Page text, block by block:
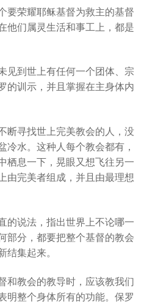
要荣耀耶稣基督为救主的基督
他们属灵生活和事工上，都是
见到世上有任何一个团体、宗
的训示，并且掌握在主身体内
断寻找世上完美教会的人，没
冷水。这种人每个教会都有，
栖息一下，晃眼又想飞往另一
由完美者组成，并且由最理想
的说法，指出世界上不论哪一
部分，都要把整个基督的教会
结集起来。
和教会的教导时，应该教我们
明整个身体所有的功能。保罗